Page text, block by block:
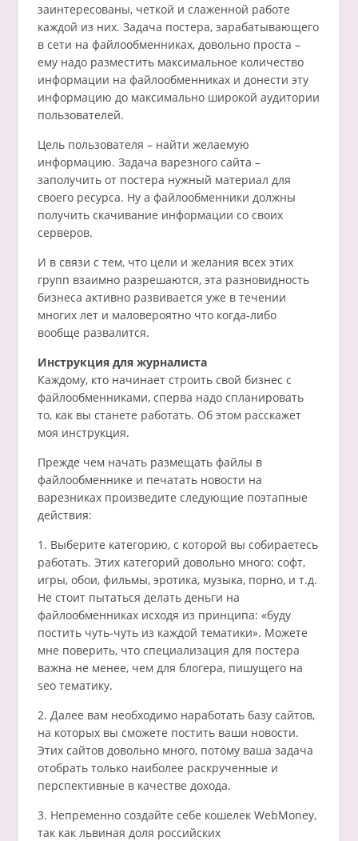
заинтересованы, четкой и слаженной работе
каждой из них. Задача постера, зарабатывающего
в сети на файлообменниках, довольно проста –
ему надо разместить максимальное количество
информации на файлообменниках и донести эту
информацию до максимально широкой аудитории
пользователей.
Цель пользователя – найти желаемую
информацию. Задача варезного сайта –
заполучить от постера нужный материал для
своего ресурса. Ну а файлообменники должны
получить скачивание информации со своих
серверов.
И в связи с тем, что цели и желания всех этих
групп взаимно разрешаются, эта разновидность
бизнеса активно развивается уже в течении
многих лет и маловероятно что когда-либо
вообще развалится.
Инструкция для журналиста
Каждому, кто начинает строить свой бизнес с
файлообменниками, сперва надо спланировать
то, как вы станете работать. Об этом расскажет
моя инструкция.
Прежде чем начать размещать файлы в
файлообменнике и печатать новости на
варезниках произведите следующие поэтапные
действия:
1. Выберите категорию, с которой вы собираетесь
работать. Этих категорий довольно много: софт,
игры, обои, фильмы, эротика, музыка, порно, и т.д.
Не стоит пытаться делать деньги на
файлообменниках исходя из принципа: «буду
постить чуть-чуть из каждой тематики». Можете
мне поверить, что специализация для постера
важна не менее, чем для блогера, пишущего на
seo тематику.
2. Далее вам необходимо наработать базу сайтов,
на которых вы сможете постить ваши новости.
Этих сайтов довольно много, потому ваша задача
отобрать только наиболее раскрученные и
перспективные в качестве дохода.
3. Непременно создайте себе кошелек WebMoney,
так как львиная доля российских